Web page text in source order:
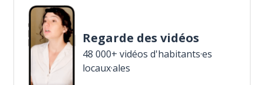
Regarde des vidéos
48 000+ vidéos d'habitants·es
locaux·ales